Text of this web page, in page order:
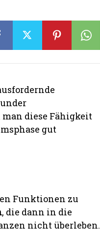
man diese Fähigkeit
gut
Funktionen zu
, die dann in die
nicht überleben.